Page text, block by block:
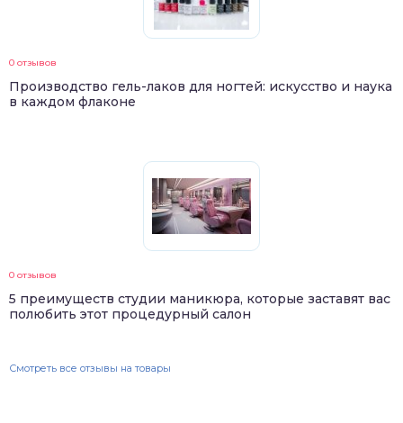
0 отзывов
Производство гель-лаков для ногтей: искусство и наука
в каждом флаконе
0 отзывов
5 преимуществ студии маникюра, которые заставят вас
полюбить этот процедурный салон
Смотреть все отзывы на товары